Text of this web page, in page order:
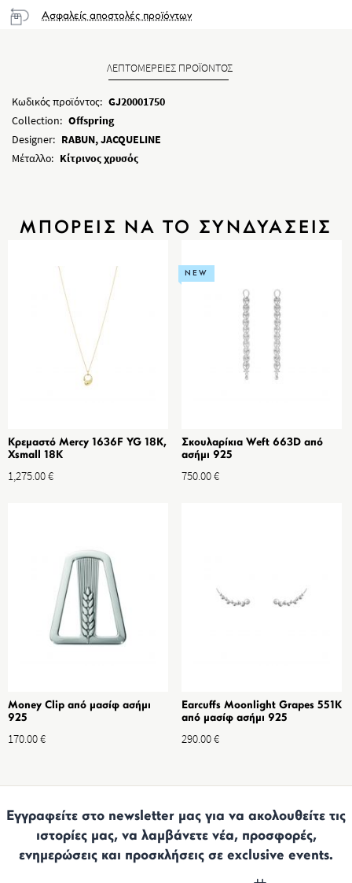
Ασφαλείς αποστολές προϊόντων
ΛΕΠΤΟΜΕΡΕΙΕΣ ΠΡΟΪΟΝΤΟΣ
Κωδικός προϊόντος: GJ20001750
Collection: Offspring
Designer: RABUN, JACQUELINE
Μέταλλο: Κίτρινος χρυσός
ΜΠΟΡΕΙΣ ΝΑ ΤΟ ΣΥΝΔΥΑΣΕΙΣ
Κρεμαστό Mercy 1636F YG 18K,
Xsmall 18K
1,275.00€
NEW
Σκουλαρίκια Weft 663D από
ασήμι 925
750.00€
Money Clip από μασίφ ασήμι
925
170.00€
Earcuffs Moonlight Grapes 551K
από μασίφ ασήμι 925
290.00€
Εγγραφείτε στο newsletter μας για να ακολουθείτε τις
ιστορίες μας, να λαμβάνετε νέα, προσφορές,
ενημερώσεις και προσκλήσεις σε exclusive events.